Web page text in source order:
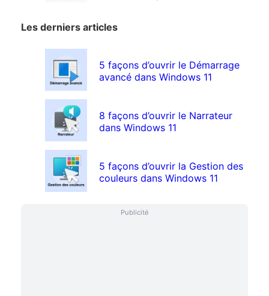
Les derniers articles
5 façons d’ouvrir le Démarrage
avancé dans Windows 11
8 façons d’ouvrir le Narrateur
dans Windows 11
5 façons d’ouvrir la Gestion des
couleurs dans Windows 11
Publicité